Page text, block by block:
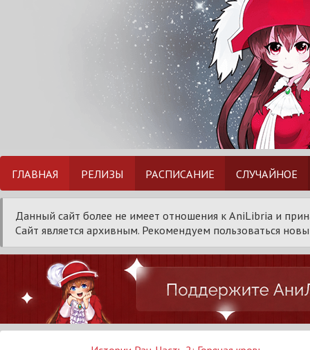
ГЛАВНАЯ РЕЛИЗЫ РАСПИСАНИЕ СЛУЧАЙНОЕ
Данный сайт более не имеет отношения к AniLibria и
Сайт является архивным. Рекомендуем пользоваться